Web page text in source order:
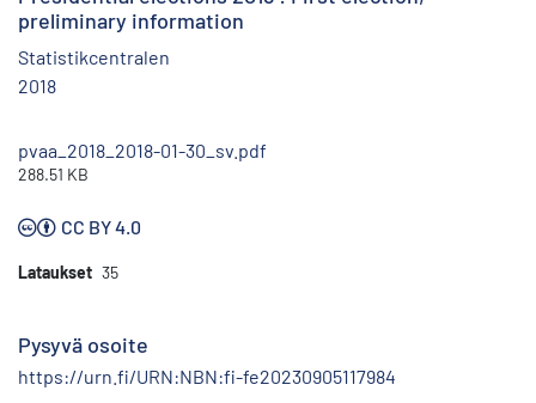
preliminary information
Statistikcentralen
2018
pvaa_2018_2018-01-30_sv.pdf
288.51 KB
CC BY 4.0
Lataukset 35
Pysyvä osoite
https://urn.fi/URN:NBN:fi-fe20230905117984